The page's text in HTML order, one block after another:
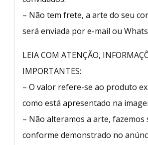
– Não tem frete, a arte do seu
será enviada por e-mail ou
LEIA COM ATENÇÃO,
IMPORTANTES:
– O valor refere-se ao produto
como está apresentado na
– Não alteramos a arte, fazemos
conforme demonstrado no